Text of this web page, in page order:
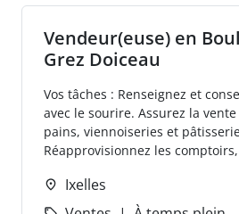
Vendeur(euse) en
Grez Doiceau
Vos tâches : Renseignez et
avec le sourire. Assurez la
pains, viennoiseries et
Réapprovisionnez les
Ixelles